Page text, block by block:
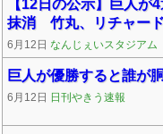
【12日の公示】巨人
抹消 竹丸、リチャー
6月12日 なんじぇいスタジアム
巨人が優勝すると誰が
6月12日 日刊やきう速報